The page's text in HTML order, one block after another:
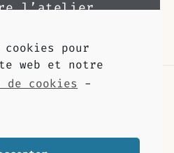
pour
web et notre
cookies
-